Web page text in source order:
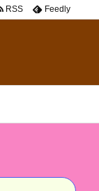
RSS Feedly